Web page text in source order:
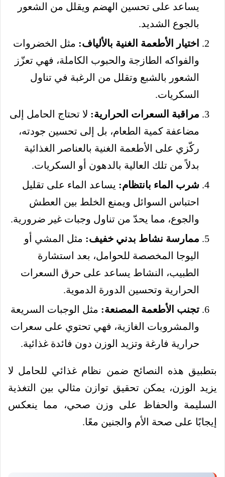
يساعد على تحسين الهضم ويقلل من الشعور
بالجوع الشديد.
اختيار الأطعمة الغنية بالألياف: مثل الخضروات
والفواكه الطازجة والحبوب الكاملة، فهي تعزّز
الشعور بالشبع وتقلل من الرغبة في تناول
السكريات.
مراقبة السعرات الحرارية: لا تحتاج الحامل إلى
مضاعفة كمية الطعام، بل إلى تحسين جودته،
ركّزي على الأطعمة الغنية بالعناصر الغذائية
بدلاً من تلك العالية بالدهون أو السكريات.
شرب الماء بانتظام: يساعد الماء على تقليل
احتباس السوائل ويمنع الخلط بين العطش
والجوع، مما يحدّ من تناول وجبات غير ضرورية.
ممارسة نشاط بدني خفيف: مثل المشي أو
اليوجا المخصصة للحوامل، بعد استشارة
الطبيب، النشاط يساعد على حرق السعرات
الحرارية وتحسين الدورة الدموية.
تجنب الأطعمة المصنعة: مثل الوجبات السريعة
والمشروبات الغازية، فهي تحتوي على سعرات
حرارية فارغة وتزيد الوزن دون فائدة غذائية.
بتطبيق هذه النصائح ضمن نظام غذائي للحامل لا
يزيد الوزن، يمكن تحقيق توازن مثالي بين التغذية
السليمة والحفاظ على وزن صحي، مما ينعكس
إيجابًا على صحة الأم والجنين معًا.